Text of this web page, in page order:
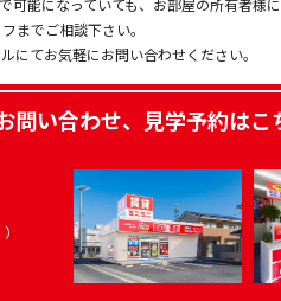
能になっていても、お部屋の所有者様
までご相談下さい。
てお気軽にお問い合わせください。
問い合わせ、見学予約はこ